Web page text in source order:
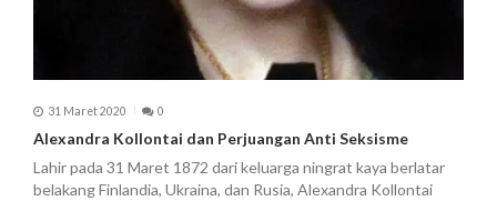
31 Maret 2020 0
Alexandra Kollontai dan Perjuangan Anti Seksisme
Lahir pada 31 Maret 1872 dari keluarga ningrat kaya berlatar
belakang Finlandia, Ukraina, dan Rusia, Alexandra Kollontai